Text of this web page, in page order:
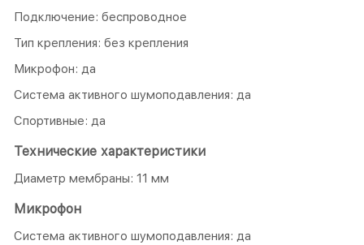
Подключение: беспроводное
Тип крепления: без крепления
Микрофон: да
Система активного шумоподавления: да
Спортивные: да
Технические характеристики
Диаметр мембраны: 11 мм
Микрофон
Система активного шумоподавления: да